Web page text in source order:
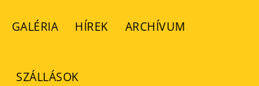
GALÉRIA HÍREK ARCHÍVUM
SZÁLLÁSOK